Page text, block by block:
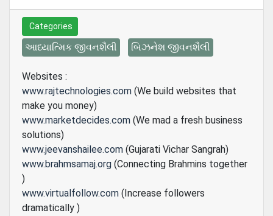
Categories
આધ્યાત્મિક જીવનશૈલી બિઝનેશ જીવનશૈલી
Websites :
www.rajtechnologies.com (We build websites that
make you money)
www.marketdecides.com (We mad a fresh business
solutions)
www.jeevanshailee.com (Gujarati Vichar Sangrah)
www.brahmsamaj.org (Connecting Brahmins together
)
www.virtualfollow.com (Increase followers
dramatically )